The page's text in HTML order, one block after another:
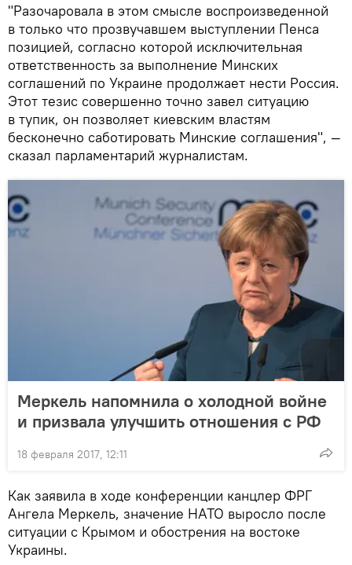
"Разочаровала в этом смысле воспроизведенной
в только что прозвучавшем выступлении Пенса
позицией, согласно которой исключительная
ответственность за выполнение Минских
соглашений по Украине продолжает нести Россия.
Этот тезис совершенно точно завел ситуацию
в тупик, он позволяет киевским властям
бесконечно саботировать Минские соглашения", —
сказал парламентарий журналистам.
Меркель напомнила о холодной войне
и призвала улучшить отношения с РФ
18 февраля 2017, 12:11
Как заявила в ходе конференции канцлер ФРГ
Ангела Меркель, значение НАТО выросло после
ситуации с Крымом и обострения на востоке
Украины.